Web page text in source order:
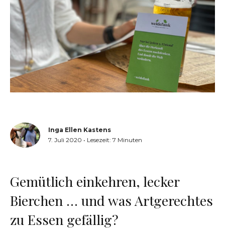
Inga Ellen Kastens
7. Juli 2020 • Lesezeit: 7 Minuten
Gemütlich einkehren, lecker
Bierchen … und was Artgerechtes
zu Essen gefällig?